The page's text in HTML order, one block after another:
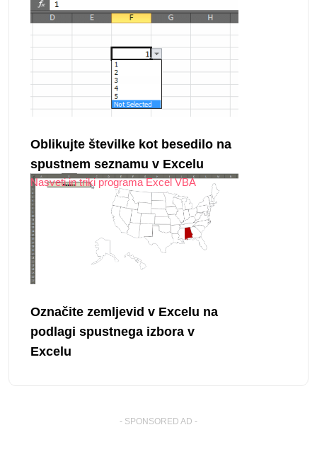
Oblikujte številke kot besedilo na
spustnem seznamu v Excelu
Nasveti in triki programa Excel VBA
Označite zemljevid v Excelu na
podlagi spustnega izbora v
Excelu
- SPONSORED AD -